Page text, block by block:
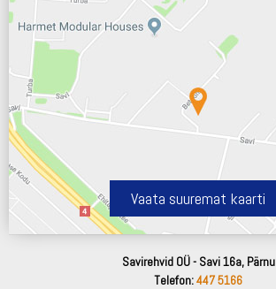
Vaata suuremat kaarti
Savirehvid OÜ - Savi 16a, Pärnu
Telefon:447 5166